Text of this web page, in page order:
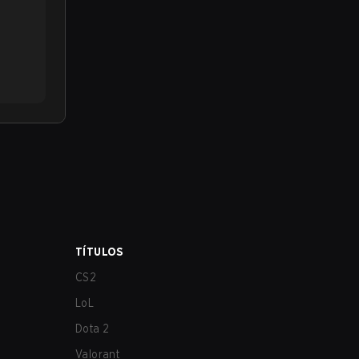
TÍTULOS
CS2
LoL
Dota 2
Valorant